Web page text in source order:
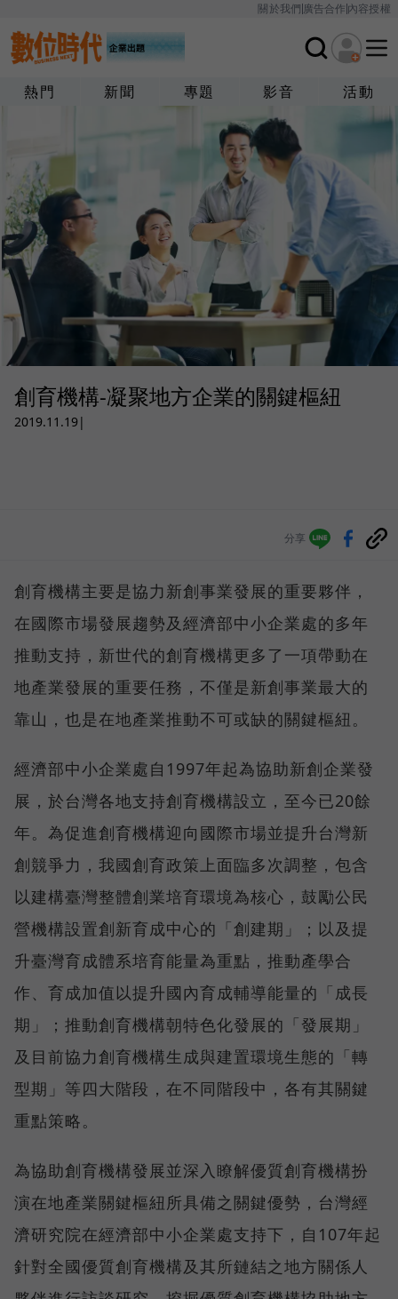
關於我們廣告合作內容授權
熱門 新聞 專題 影音 活動
創育機構-凝聚地方企業的關鍵樞紐
2019.11.19|
分享
創育機構主要是協力新創事業發展的重要夥伴，
在國際市場發展趨勢及經濟部中小企業處的多年
推動支持，新世代的創育機構更多了一項帶動在
地產業發展的重要任務，不僅是新創事業最大的
靠山，也是在地產業推動不可或缺的關鍵樞紐。
經濟部中小企業處自1997年起為協助新創企業發
展，於台灣各地支持創育機構設立，至今已20餘
年。為促進創育機構迎向國際市場並提升台灣新
創競爭力，我國創育政策上面臨多次調整，包含
以建構臺灣整體創業培育環境為核心，鼓勵公民
營機構設置創新育成中心的「創建期」；以及提
升臺灣育成體系培育能量為重點，推動產學合
作、育成加值以提升國內育成輔導能量的「成長
期」；推動創育機構朝特色化發展的「發展期」
及目前協力創育機構生成與建置環境生態的「轉
型期」等四大階段，在不同階段中，各有其關鍵
重點策略。
為協助創育機構發展並深入瞭解優質創育機構扮
演在地產業關鍵樞紐所具備之關鍵優勢，台灣經
濟研究院在經濟部中小企業處支持下，自107年起
針對全國優質創育機構及其所鏈結之地方關係人